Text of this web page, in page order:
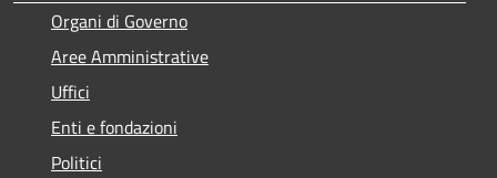
Organi di Governo
Aree Amministrative
Uffici
Enti e fondazioni
Politici